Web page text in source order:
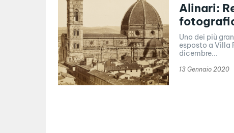
Alinari:
Uno dei più
esposto a Villa Fabbricotti a
dicembre...
13 Gennaio 2020